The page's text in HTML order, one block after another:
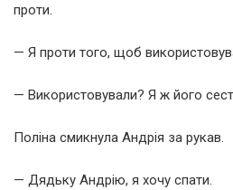
проти.
— Я проти того, щоб
— Використовували? Я ж його
Поліна смикнула Андрія за рукав.
— Дядьку Андрію, я хочу спати.